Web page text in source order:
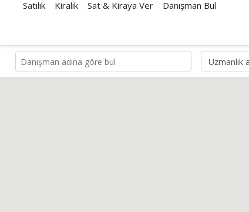
Satılık Kiralık Sat & Kiraya Ver Danışman Bul